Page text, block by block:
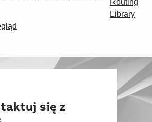
Routing
Library
się z